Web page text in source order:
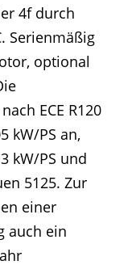
4f durch
Serienmäßig
optional
ECE R120
kW/PS an,
kW/PS und
5125. Zur
einer
auch ein